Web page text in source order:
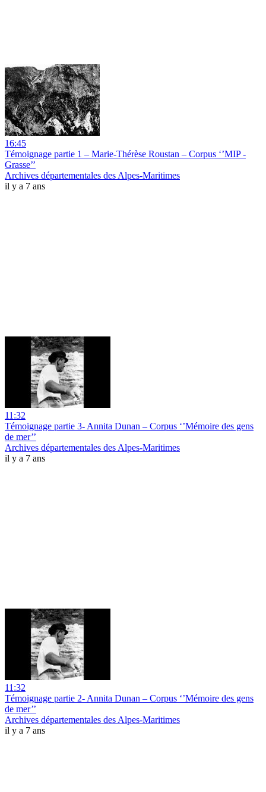
16:45
Témoignage partie 1 – Marie-Thérèse Roustan – Corpus ‘’MIP -
Grasse’’
Archives départementales des Alpes-Maritimes
il y a 7 ans
11:32
Témoignage partie 3- Annita Dunan – Corpus ‘’Mémoire des gens
de mer’’
Archives départementales des Alpes-Maritimes
il y a 7 ans
11:32
Témoignage partie 2- Annita Dunan – Corpus ‘’Mémoire des gens
de mer’’
Archives départementales des Alpes-Maritimes
il y a 7 ans